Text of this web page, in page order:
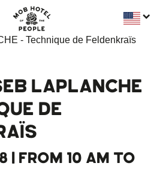
LAPLANCHE
DE
| FROM 10 AM TO